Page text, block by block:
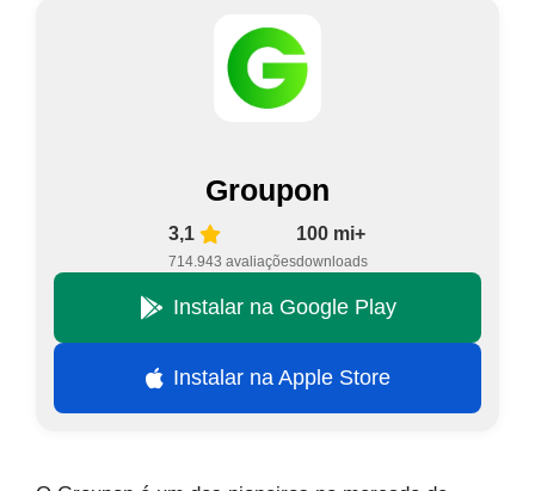
Groupon
3,1
714.943 avaliações
100 mi+
downloads
Instalar na Google Play
Instalar na Apple Store